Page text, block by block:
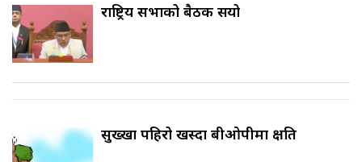
राष्ट्रिय सभाको बैठक सर्‍यो
सुख्खा पहिरो खस्दा बीओपीमा क्षति